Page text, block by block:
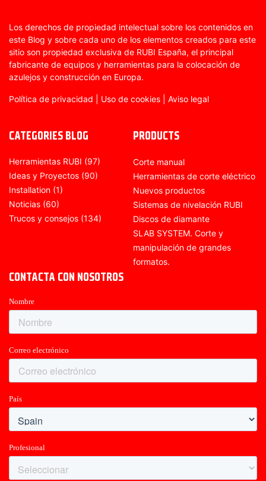
Los derechos de propiedad intelectual sobre los contenidos en
este Blog y sobre cada uno de los elementos creados para este
sitio son propiedad exclusiva de RUBI España, el principal
fabricante de equipos y herramientas para la colocación de
azulejos y construcción en Europa.
Política de privacidad Uso de cookies Aviso legal
CATEGORIES BLOG
Herramientas RUBI (97)
Ideas y Proyectos (90)
Installation (1)
Noticias (60)
Trucos y consejos (134)
PRODUCTS
Corte manual
Herramientas de corte eléctrico
Nuevos productos
Sistemas de nivelación RUBI
Discos de diamante
SLAB SYSTEM. Corte y
manipulación de grandes
formatos.
CONTACTA CON NOSOTROS